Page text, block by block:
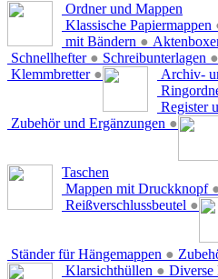
Ordner und Mappen
Klassische Papiermappen
mit Bändern ●
Schnellhefter ● Schreibunterlagen ●
Klemmbretter ●
Archiv-
Register
Zubehör und Ergänzungen ●
Taschen
Mappen mit Druckknopf
Reißverschlussbeutel ●
Ständer für Hängemappen ●
Klarsichthüllen ● Diverse